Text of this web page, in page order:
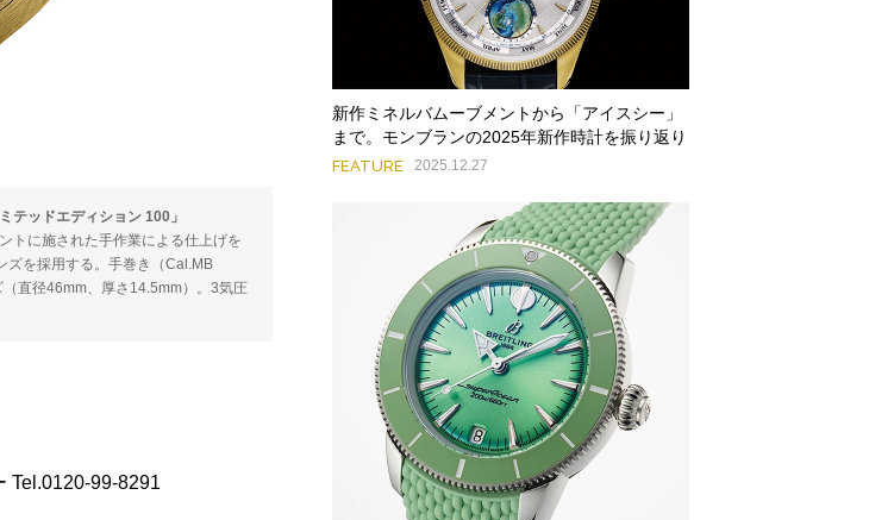
テッドエディション 100」
トに施された手作業による仕上げを
ズを採用する。手巻き（Cal.MB
直径46mm、厚さ14.5mm）。3気圧
Tel.0120-99-8291
新作ミネルバムーブメントから「アイスシー」
まで。モンブランの2025年新作時計を振り返り
FEATURE 2025.12.27